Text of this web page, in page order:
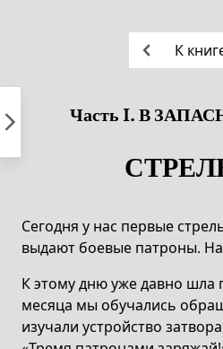
К
Часть I. В
Сегодня у нас первые
выдают боевые патроны.
К этому дню уже давно шла
месяца мы обучались
изучали устройство